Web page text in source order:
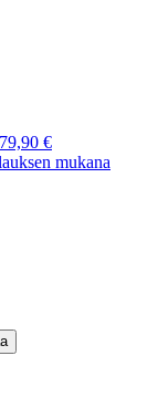
€
mukana